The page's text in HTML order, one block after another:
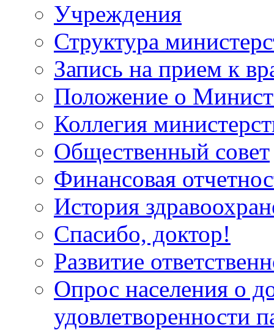
Учреждения
Структура
Запись на прием к
Положение о
Коллегия
Общественный совет
Финансовая
История
Спасибо, доктор!
Развитие
Опрос населения о
удовлетворенности